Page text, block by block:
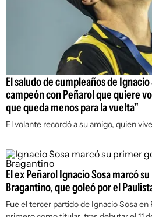
El saludo de cumpleaños de
campeón con Peñarol que quiere
que queda menos para la vuelta"
El volante recordó a su amigo, quien
El ex Peñarol Ignacio Sosa marcó
Bragantino, que goleó por el
Fue el tercer partido de Ignacio Sosa en